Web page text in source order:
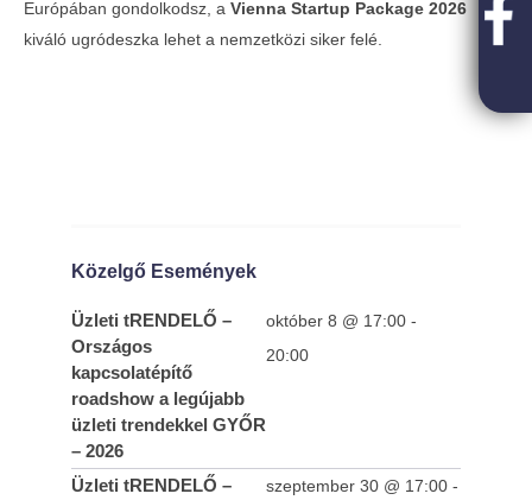
Európában gondolkodsz, a Vienna Startup Package 2026
kiváló ugródeszka lehet a nemzetközi siker felé.
Közelgő Események
Üzleti tRENDELŐ –
Országos
kapcsolatépítő
roadshow a legújabb
üzleti trendekkel GYŐR
– 2026
október 8 @ 17:00 -
20:00
Üzleti tRENDELŐ –
szeptember 30 @ 17:00 -